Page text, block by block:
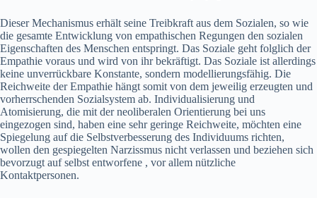
Dieser Mechanismus erhält seine Treibkraft aus dem Sozialen, so wie
die gesamte Entwicklung von empathischen Regungen den sozialen
Eigenschaften des Menschen entspringt. Das Soziale geht folglich der
Empathie voraus und wird von ihr bekräftigt. Das Soziale ist allerdings
keine unverrückbare Konstante, sondern modellierungsfähig. Die
Reichweite der Empathie hängt somit von dem jeweilig erzeugten und
vorherrschenden Sozialsystem ab. Individualisierung und
Atomisierung, die mit der neoliberalen Orientierung bei uns
eingezogen sind, haben eine sehr geringe Reichweite, möchten eine
Spiegelung auf die Selbstverbesserung des Individuums richten,
wollen den gespiegelten Narzissmus nicht verlassen und beziehen sich
bevorzugt auf selbst entworfene , vor allem nützliche
Kontaktpersonen.